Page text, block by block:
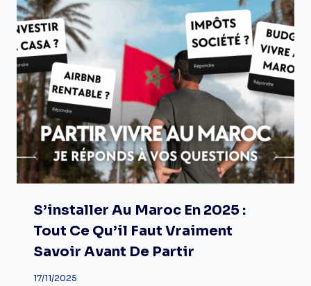
S’installer Au Maroc En 2025 :
Tout Ce Qu’il Faut Vraiment
Savoir Avant De Partir
17/11/2025